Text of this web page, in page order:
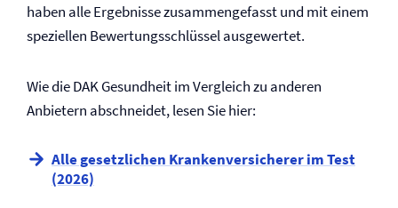
haben alle Ergebnisse zusammengefasst und mit einem
speziellen Bewertungsschlüssel ausgewertet.
Wie die DAK Gesundheit im Vergleich zu anderen
Anbietern abschneidet, lesen Sie hier:
Alle gesetzlichen Kranken­versicherer im Test
(2026)